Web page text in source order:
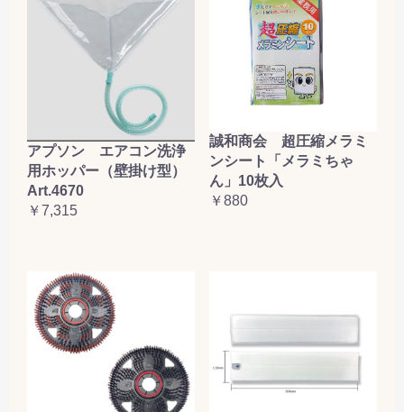
アプソン エアコン洗浄
用ホッパー（壁掛け型）
Art.4670
￥7,315
誠和商会 超圧縮メラミ
ンシート「メラミちゃ
ん」10枚入
￥880